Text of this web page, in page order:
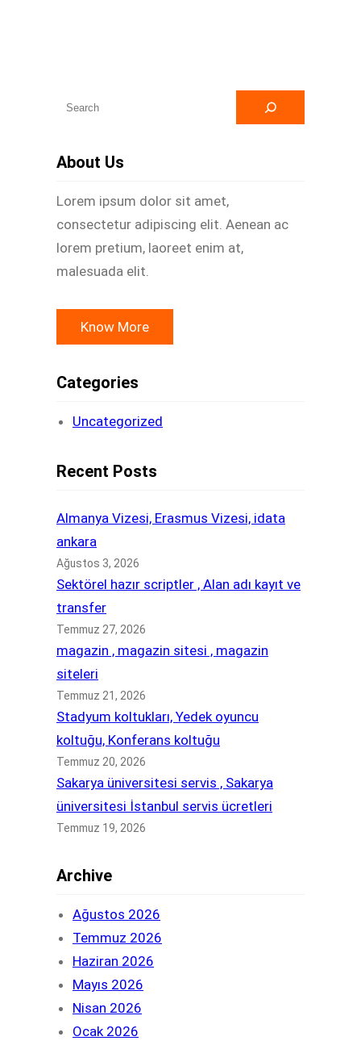
About Us
Lorem ipsum dolor sit amet,
consectetur adipiscing elit. Aenean ac
lorem pretium, laoreet enim at,
malesuada elit.
Know More
Categories
Uncategorized
Recent Posts
Almanya Vizesi, Erasmus Vizesi, idata
ankara
Ağustos 3, 2026
Sektörel hazır scriptler , Alan adı kayıt ve
transfer
Temmuz 27, 2026
magazin , magazin sitesi , magazin
siteleri
Temmuz 21, 2026
Stadyum koltukları, Yedek oyuncu
koltuğu, Konferans koltuğu
Temmuz 20, 2026
Sakarya üniversitesi servis , Sakarya
üniversitesi İstanbul servis ücretleri
Temmuz 19, 2026
Archive
Ağustos 2026
Temmuz 2026
Haziran 2026
Mayıs 2026
Nisan 2026
Ocak 2026